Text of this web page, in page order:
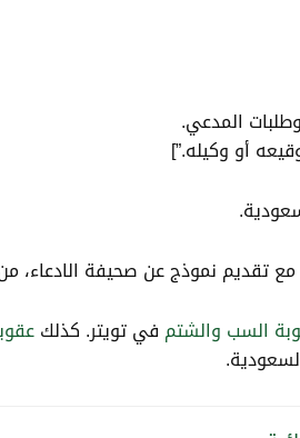
تقديم نموذج عن صحيفة الادعاء،
السب والشتم في تويتر. كذلك